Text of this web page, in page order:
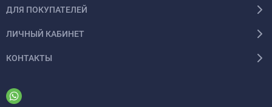
ДЛЯ ПОКУПАТЕЛЕЙ
ЛИЧНЫЙ КАБИНЕТ
КОНТАКТЫ